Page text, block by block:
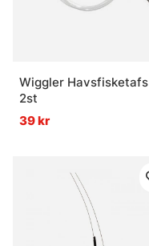
Wiggler Havsfisketafs
2st
39 kr